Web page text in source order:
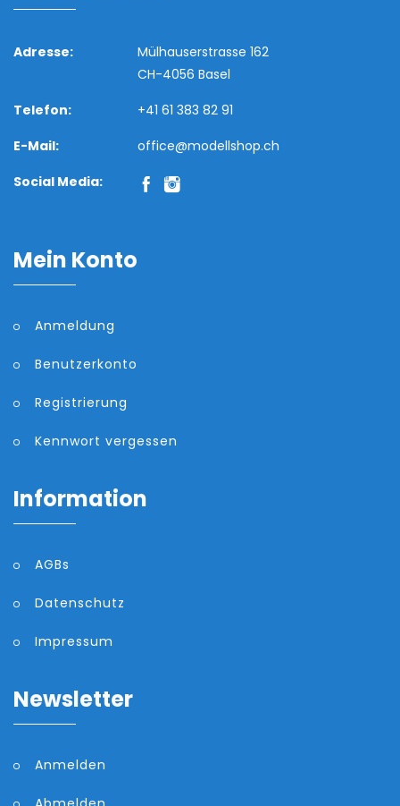
Adresse:
Mülhauserstrasse 162
CH-4056 Basel
Telefon:
+41 61 383 82 91
E-Mail:
office@modellshop.ch
Social Media:
Mein Konto
Anmeldung
Benutzerkonto
Registrierung
Kennwort vergessen
Information
AGBs
Datenschutz
Impressum
Newsletter
Anmelden